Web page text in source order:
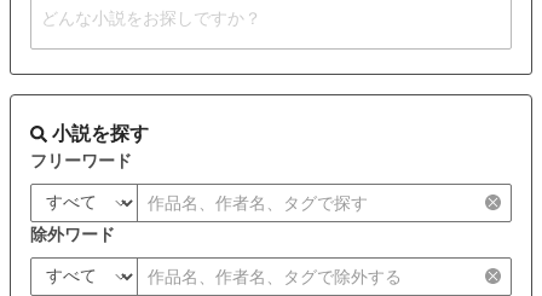
小説を探す
フリーワード
除外ワード